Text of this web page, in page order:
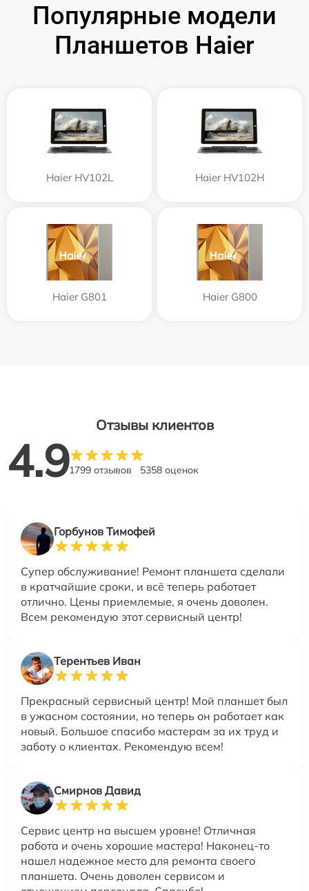
Популярные модели
Планшетов Haier
Haier HV102L Haier HV102H
Haier G801 Haier G800
Отзывы клиентов
4.91799 отзывов 5358 оценок
Горбунов Тимофей
Супер обслуживание! Ремонт планшета сделали
в кратчайшие сроки, и всё теперь работает
отлично. Цены приемлемые, я очень доволен.
Всем рекомендую этот сервисный центр!
Терентьев Иван
Прекрасный сервисный центр! Мой планшет был
в ужасном состоянии, но теперь он работает как
новый. Большое спасибо мастерам за их труд и
заботу о клиентах. Рекомендую всем!
Смирнов Давид
Сервис центр на высшем уровне! Отличная
работа и очень хорошие мастера! Наконец-то
нашел надежное место для ремонта своего
планшета. Очень доволен сервисом и